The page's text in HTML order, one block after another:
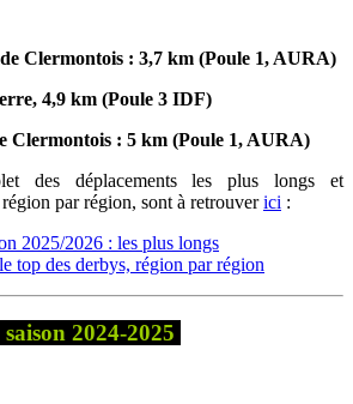
Clermontois : 3,7 km (Poule 1, AURA)
4,9 km (Poule 3 IDF)
Clermontois : 5 km (Poule 1, AURA)
des déplacements les plus longs et
par région, sont à retrouverici :
2025/2026 : les plus longs
top des derbys, région par région
2024-2025